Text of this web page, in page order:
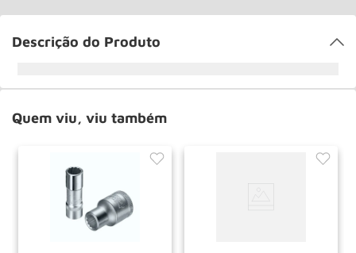
Descrição do Produto
Quem viu, viu também